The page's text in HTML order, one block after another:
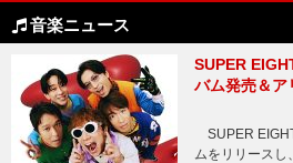
音楽ニュース
SUPER
バム発売＆ア
SUPER
ムをリリースし